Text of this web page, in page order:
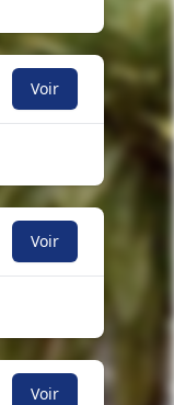
Voir
Voir
Voir